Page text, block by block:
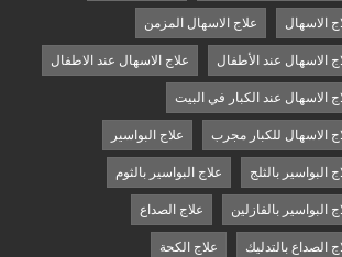
الاسهال علاج الاسهال المزمن
الاسهال عند الأطفال علاج الاسهال عند الاطفال
الاسهال عند الكبار في البيت
الاسهال للكبار مجرب علاج البواسير
البواسير بالثلج علاج البواسير بالثوم
البواسير بالفازلين علاج الصداع
الصداع بالتدليك علاج الكحة